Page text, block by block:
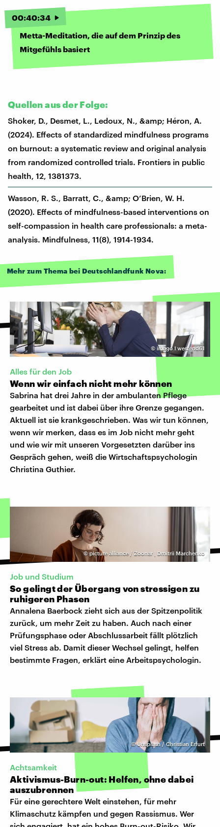
00:40:34
Metta-Meditation, die auf dem Prinzip des
Mitgefühls basiert
Quellen aus der Folge:
Shoker, D., Desmet, L., Ledoux, N., &amp; Héron, A.
(2024). Effects of standardized mindfulness programs
on burnout: a systematic review and original analysis
from randomized controlled trials. Frontiers in public
health, 12, 1381373.
Wasson, R. S., Barratt, C., &amp; O’Brien, W. H.
(2020). Effects of mindfulness-based interventions on
self-compassion in health care professionals: a meta-
analysis. Mindfulness, 11(8), 1914-1934.
Mehr zum Thema bei Deutschlandfunk Nova:
© imago I westend61
Alles für den Job
Wenn wir einfach nicht mehr können
Sabrina hat drei Jahre in der ambulanten Pflege
gearbeitet und ist dabei über ihre Grenze gegangen.
Aktuell ist sie krankgeschrieben. Was wir tun können,
wenn wir merken, dass es im Job nicht mehr geht
und wie wir mit unseren Vorgesetzten darüber ins
Gespräch gehen, weiß die Wirtschaftspsychologin
Christina Guthier.
©picture alliance / Zoonar | Dmitrii Marchenko
Job und Studium
So gelingt der Übergang von stressigen zu
ruhigeren Phasen
Annalena Baerbock zieht sich aus der Spitzenpolitik
zurück, um mehr Zeit zu haben. Auch nach einer
Prüfungsphase oder Abschlussarbeit fällt plötzlich
viel Stress ab. Damit dieser Wechsel gelingt, helfen
bestimmte Fragen, erklärt eine Arbeitspsychologin.
©Unsplash / Christian Erfurt
Achtsamkeit
Aktivismus-Burn-out: Helfen, ohne dabei
auszubrennen
Für eine gerechtere Welt einstehen, für mehr
Klimaschutz kämpfen und gegen Rassismus. Wer